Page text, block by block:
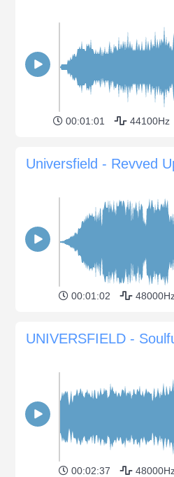
00:01:01 44100Hz
Universfield - Revved
00:01:02
00:02:37